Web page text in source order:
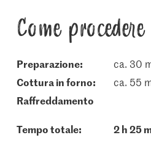
Come procedere
Preparazione:
ca. 30
cottura in forno:
ca. 55
raffreddamento
Tempo totale: 2 h 25